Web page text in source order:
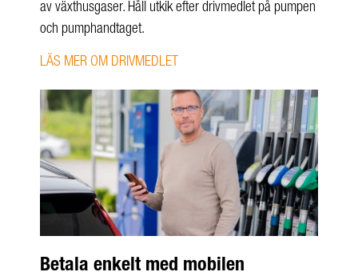
av växthusgaser. Håll utkik efter drivmedlet på pumpen
och pumphandtaget.
LÄS MER OM DRIVMEDLET
Betala enkelt med mobilen